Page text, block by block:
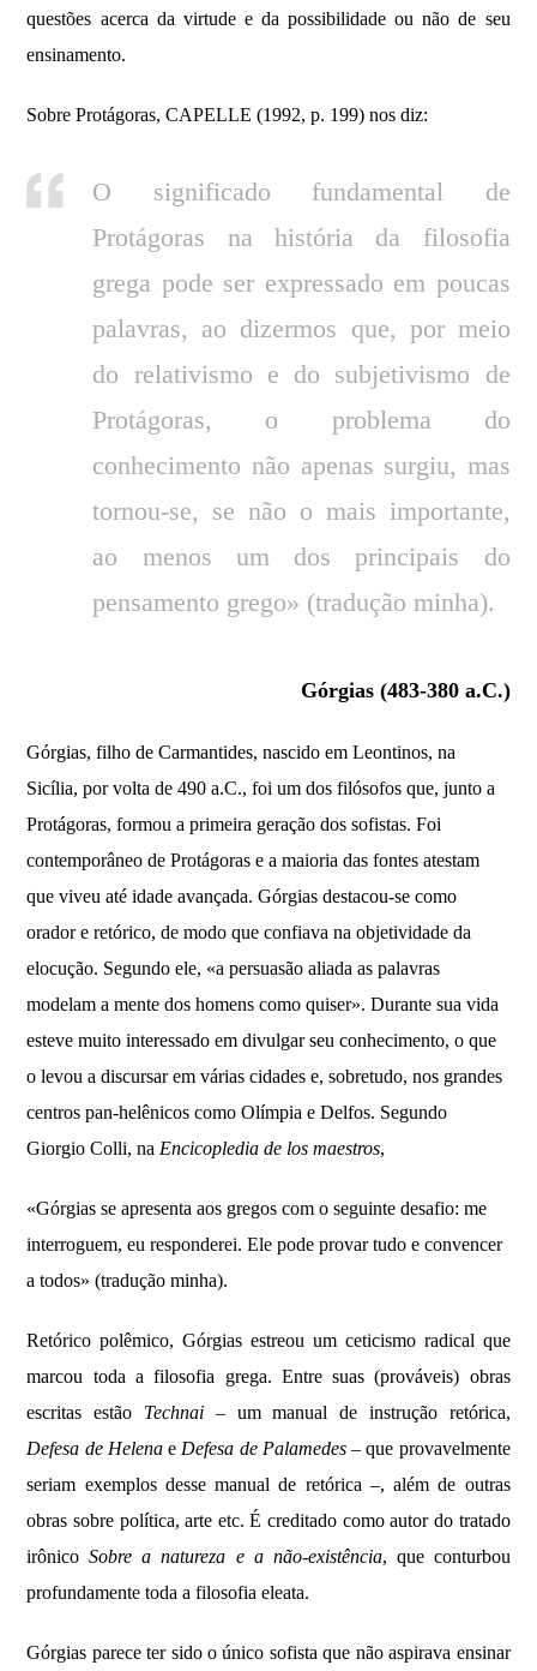
questões acerca da virtude e da possibilidade ou não de seu
ensinamento.
Sobre Protágoras, CAPELLE (1992, p. 199) nos diz:
O significado fundamental de
Protágoras na história da filosofia
grega pode ser expressado em poucas
palavras, ao dizermos que, por meio
do relativismo e do subjetivismo de
Protágoras, o problema do
conhecimento não apenas surgiu, mas
tornou-se, se não o mais importante,
ao menos um dos principais do
pensamento grego» (tradução minha).
Górgias (483-380 a.C.)
Górgias, filho de Carmantides, nascido em Leontinos, na
Sicília, por volta de 490 a.C., foi um dos filósofos que, junto a
Protágoras, formou a primeira geração dos sofistas. Foi
contemporâneo de Protágoras e a maioria das fontes atestam
que viveu até idade avançada. Górgias destacou-se como
orador e retórico, de modo que confiava na objetividade da
elocução. Segundo ele, «a persuasão aliada as palavras
modelam a mente dos homens como quiser». Durante sua vida
esteve muito interessado em divulgar seu conhecimento, o que
o levou a discursar em várias cidades e, sobretudo, nos grandes
centros pan-helênicos como Olímpia e Delfos. Segundo
Giorgio Colli, na Encicopledia de los maestros,
«Górgias se apresenta aos gregos com o seguinte desafio: me
interroguem, eu responderei. Ele pode provar tudo e convencer
a todos» (tradução minha).
Retórico polêmico, Górgias estreou um ceticismo radical que
marcou toda a filosofia grega. Entre suas (prováveis) obras
escritas estão Technai– um manual de instrução retórica,
Defesa de Helenae Defesa de Palamedes– que provavelmente
seriam exemplos desse manual de retórica –, além de outras
obras sobre política, arte etc. É creditado como autor do tratado
irônicoSobre a natureza e a não-existência, que conturbou
profundamente toda a filosofia eleata.
Górgias parece ter sido o único sofista que não aspirava ensinar